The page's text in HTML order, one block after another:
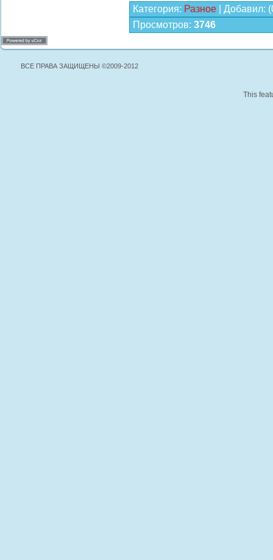
Категория: Разное Добавил:
Просмотров: 3746
ВСЕ ПРАВА ЗАЩИЩЕНЫ ©2009-2012
This